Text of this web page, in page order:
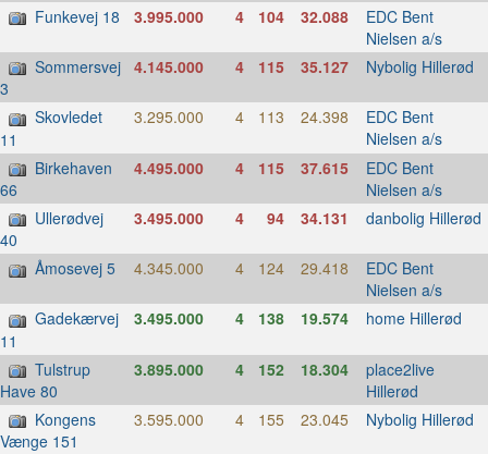
Funkevej 18 3.995.000 4 104 32.088 EDC Bent
Nielsen a/s
Sommersvej
3
4.145.000 4 115 35.127 Nybolig Hillerød
Skovledet
11
3.295.000 4 113 24.398 EDC Bent
Nielsen a/s
Birkehaven
66
4.495.000 4 115 37.615 EDC Bent
Nielsen a/s
Ullerødvej
40
3.495.000 4 94 34.131 danbolig Hillerød
Åmosevej 5 4.345.000 4 124 29.418 EDC Bent
Nielsen a/s
Gadekærvej
11
3.495.000 4 138 19.574 home Hillerød
Tulstrup
Have 80
3.895.000 4 152 18.304 place2live
Hillerød
Kongens
Vænge 151
3.595.000 4 155 23.045 Nybolig Hillerød